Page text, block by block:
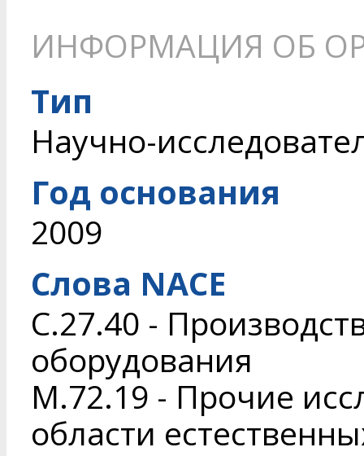
ИНФОРМАЦИЯ ОБ
Тип
Научно-
Год основания
2009
Слова NACE
C.27.40 -
оборудования
M.72.19 - Прочие
области